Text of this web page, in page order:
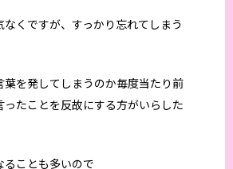
くですが、すっかり忘れてしまう
葉を発してしまうのか毎度当たり前
ったことを反故にする方がいらした
ことも多いので